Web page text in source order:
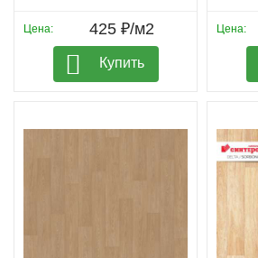
Цена: 425 ₽/м2
Купить
Цена: